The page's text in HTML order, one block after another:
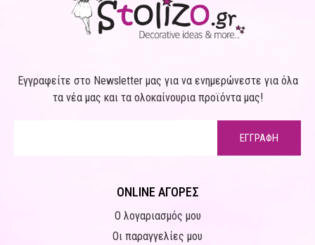
Εγγραφείτε στο Newsletter μας για να ενημερώνεστε για όλα
τα νέα μας και τα ολοκαίνουρια προϊόντα μας!
ΕΓΓΡΑΦΗ
ONLINE ΑΓΟΡΕΣ
Ο λογαριασμός μου
Οι παραγγελίες μου